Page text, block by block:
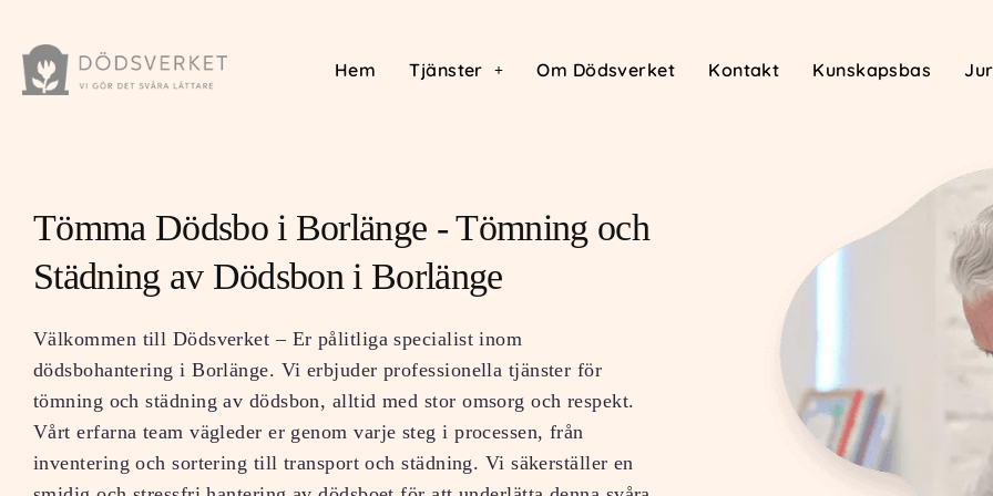
Hem Tjänster Om Dödsverket Kontakt Kunskapsbas
Tömma Dödsbo i Borlänge - Tömning och
Städning av Dödsbon i Borlänge
Välkommen till Dödsverket – Er pålitliga specialist inom
dödsbohantering i Borlänge. Vi erbjuder professionella tjänster för
tömning och städning av dödsbon, alltid med stor omsorg och respekt.
Vårt erfarna team vägleder er genom varje steg i processen, från
inventering och sortering till transport och städning. Vi säkerställer en